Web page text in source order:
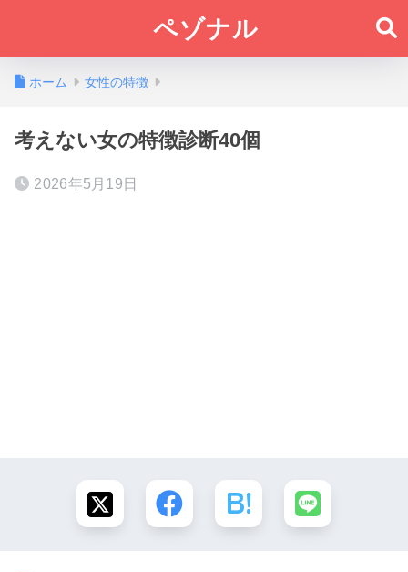
ペゾナル
ホーム 女性の特徴
考えない女の特徴診断40個
2026年5月19日